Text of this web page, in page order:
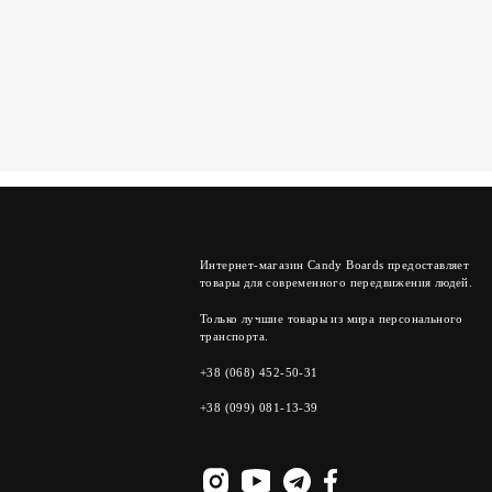
Интернет-магазин Candy Boards предоставляет
товары для современного передвижения людей.
Только лучшие товары из мира персонального
транспорта.
+38 (068) 452-50-31
+38 (099) 081-13-39